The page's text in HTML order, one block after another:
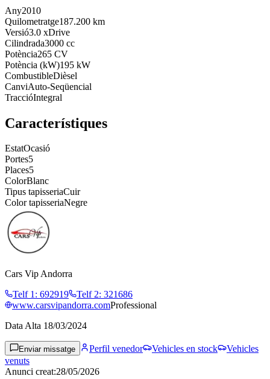
Any2010
Quilometratge187.200 km
Versió3.0 xDrive
Cilindrada3000 cc
Potència265 CV
Potència (kW)195 kW
CombustibleDièsel
CanviAuto-Seqüencial
TraccióIntegral
Característiques
EstatOcasió
Portes5
Places5
ColorBlanc
Tipus tapisseriaCuir
Color tapisseriaNegre
Cars Vip Andorra
Telf 1: 692919 Telf 2: 321686
www.carsvipandorra.comProfessional
Data Alta 18/03/2024
Enviar missatge Perfil venedor Vehicles en stock
Vehicles
venuts
Anunci creat:28/05/2026